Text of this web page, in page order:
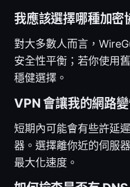
我應該選擇哪種加密
對大多數人而言，
安全性平衡；若你使用
穩健選擇。
VPN 會讓我的網路變
短期內可能會有些許延
器。選擇離你近的伺服
最大化速度。